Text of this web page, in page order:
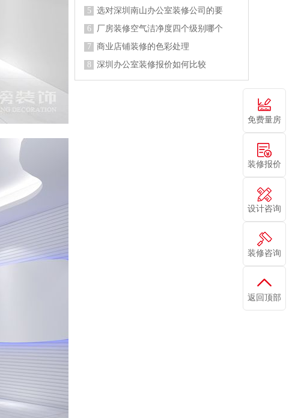
5
选对深圳南山办公室装修公司的要
6
厂房装修空气洁净度四个级别哪个
7
商业店铺装修的色彩处理
8
深圳办公室装修报价如何比较
免费量房
装修报价
设计咨询
装修咨询
返回顶部